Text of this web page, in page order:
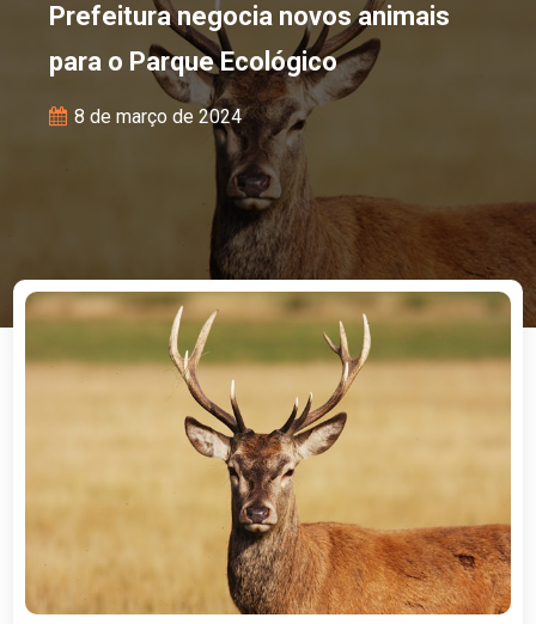
Prefeitura negocia novos animais
para o Parque Ecológico
8 de março de 2024